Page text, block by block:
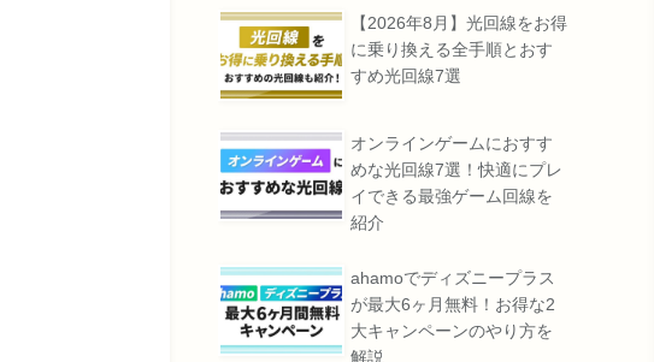
【2026年8月】光回線をお得
に乗り換える全手順とおす
すめ光回線7選
オンラインゲームにおすす
めな光回線7選！快適にプレ
イできる最強ゲーム回線を
紹介
ahamoでディズニープラス
が最大6ヶ月無料！お得な2
大キャンペーンのやり方を
解説